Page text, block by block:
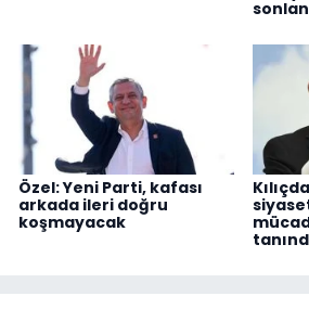
Özel: Yeni Parti, kafası
arkada ileri doğru
koşmayacak